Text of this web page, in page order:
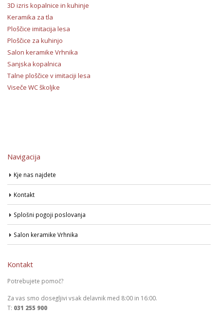
3D izris kopalnice in kuhinje
Keramika za tla
Ploščice imitacija lesa
Ploščice za kuhinjo
Salon keramike Vrhnika
Sanjska kopalnica
Talne ploščice v imitaciji lesa
Viseče WC školjke
Navigacija
Kje nas najdete
Kontakt
Splošni pogoji poslovanja
Salon keramike Vrhnika
Kontakt
Potrebujete pomoč?
Za vas smo dosegljivi vsak delavnik med 8:00 in 16:00.
T: 031 255 900